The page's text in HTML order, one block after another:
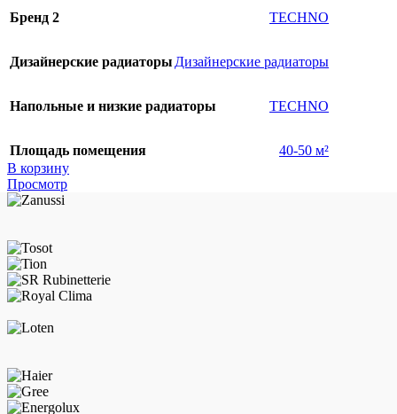
Бренд 2 TECHNO
Дизайнерские радиаторы Дизайнерские радиаторы
Напольные и низкие радиаторы TECHNO
Площадь помещения
40-50 м²
В корзину
Просмотр